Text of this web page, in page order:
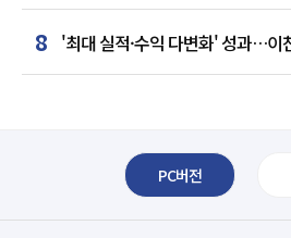
8 '최대 실적·수익 다변화' 성과…이
말년 성장 박차
PC버전